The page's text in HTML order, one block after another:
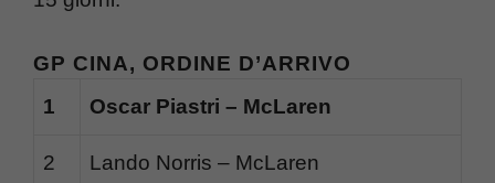
GP CINA, ORDINE D’ARRIVO
1
Oscar Piastri – McLaren
2 Lando Norris – McLaren